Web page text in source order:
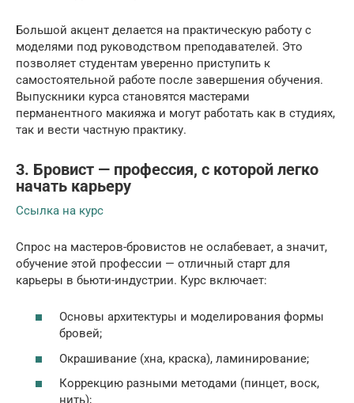
Большой акцент делается на практическую работу с
моделями под руководством преподавателей. Это
позволяет студентам уверенно приступить к
самостоятельной работе после завершения обучения.
Выпускники курса становятся мастерами
перманентного макияжа и могут работать как в студиях,
так и вести частную практику.
3. Бровист — профессия, с которой легко
начать карьеру
Ссылка на курс
Спрос на мастеров-бровистов не ослабевает, а значит,
обучение этой профессии — отличный старт для
карьеры в бьюти-индустрии. Курс включает:
Основы архитектуры и моделирования формы
бровей;
Окрашивание (хна, краска), ламинирование;
Коррекцию разными методами (пинцет, воск,
нить);